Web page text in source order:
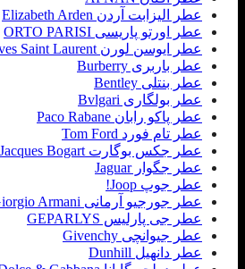
عطر الیزابت آردن Elizabeth Arden
عطر اورتو پاریسی ORTO PARISI
عطر ایوسن لورن Yves Saint Laurent
عطر باربری Burberry
عطر بنتلی Bentley
عطر بولگاری Bvlgari
عطر پاکو رابان Paco Rabane
عطر تام فورد Tom Ford
عطر جکس بوگارت Jacques Bogart
عطر جگوار Jaguar
عطر جوپ Joop!
عطر جورجیو آرمانی Giorgio Armani
عطر جی پارلیس GEPARLYS
عطر جیوانچی Givenchy
عطر دانهیل Dunhill